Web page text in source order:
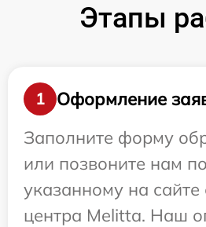
Этапы
1
Оформление
Заполните форму
или позвоните нам
указанному на сайте
центра Melitta. Наш